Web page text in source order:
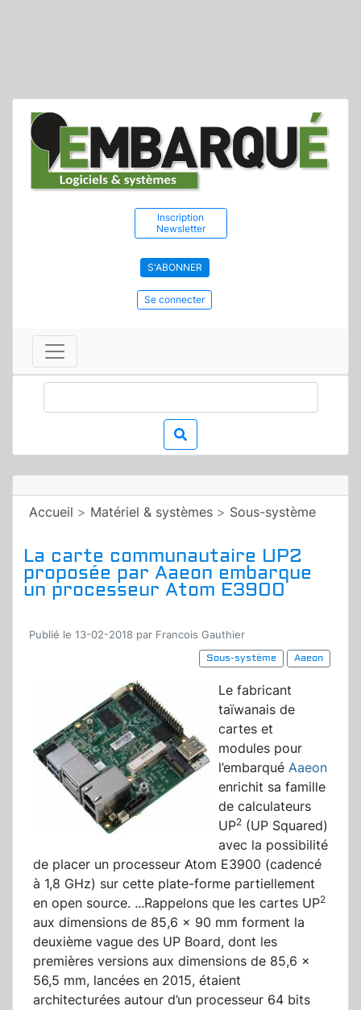
Inscription
Newsletter
S'ABONNER
Se connecter
Accueil > Matériel & systèmes > Sous-système
La carte communautaire UP2
proposée par Aaeon embarque
un processeur Atom E3900
Publié le 13-02-2018 par Francois Gauthier
Sous-système
Aaeon
Le fabricant
taïwanais de
cartes et
modules pour
l’embarqué Aaeon
enrichit sa famille
de calculateurs
UP2 (UP Squared)
avec la possibilité
de placer un processeur Atom E3900 (cadencé
à 1,8 GHz) sur cette plate-forme partiellement
en open source. ...Rappelons que les cartes UP2
aux dimensions de 85,6 x 90 mm forment la
deuxième vague des UP Board, dont les
premières versions aux dimensions de 85,6 x
56,5 mm, lancées en 2015, étaient
architecturées autour d’un processeur 64 bits